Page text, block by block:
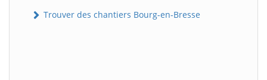
Trouver des chantiers Bourg-en-Bresse